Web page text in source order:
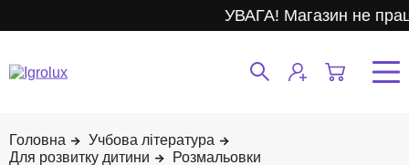
УВАГА! Магазин не
Учбова література
Для розвитку дитини
Розмальовки